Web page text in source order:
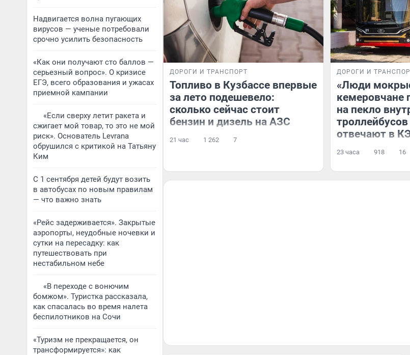
Надвигается волна пугающих
вирусов — ученые потребовали
срочно усилить безопасность
«Как они получают сто баллов —
серьезный вопрос». О кризисе
ЕГЭ, всего образования и ужасах
приемной кампании
«Если сверху летит ракета и
сжигает мой товар, то это не мой
риск». Основатель Levrana
обрушился с критикой на Татьяну
Ким
С 1 сентября детей будут возить
в автобусах по новым правилам
— что важно знать
«Рейс задерживается». Закрытые
аэропорты, неудобные ночевки и
сутки на пересадку: как
путешествовать при
нестабильном небе
«В переходе с вонючим
бомжом». Туристка рассказала,
как спасалась во время налета
беспилотников на Сочи
«Туризм не прекращается, он
трансформируется»: как
ДОРОГИ И ТРАНСПОРТ
Топливо в Кузбассе впервые
за лето подешевело:
сколько сейчас стоит
бензин и дизель на АЗС
21 час 1 262 7
ДОРОГИ И
«Люди
кемеровчане
на пекло
отвечают в
23 часа 918 16